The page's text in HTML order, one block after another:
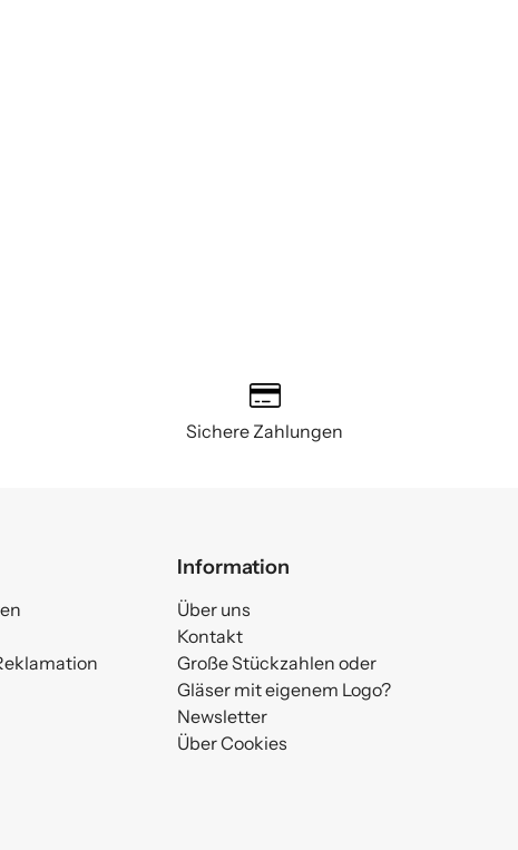
Sichere Zahlungen
Information
Über uns
Kontakt
Große Stückzahlen oder
Gläser mit eigenem Logo?
Newsletter
Über Cookies